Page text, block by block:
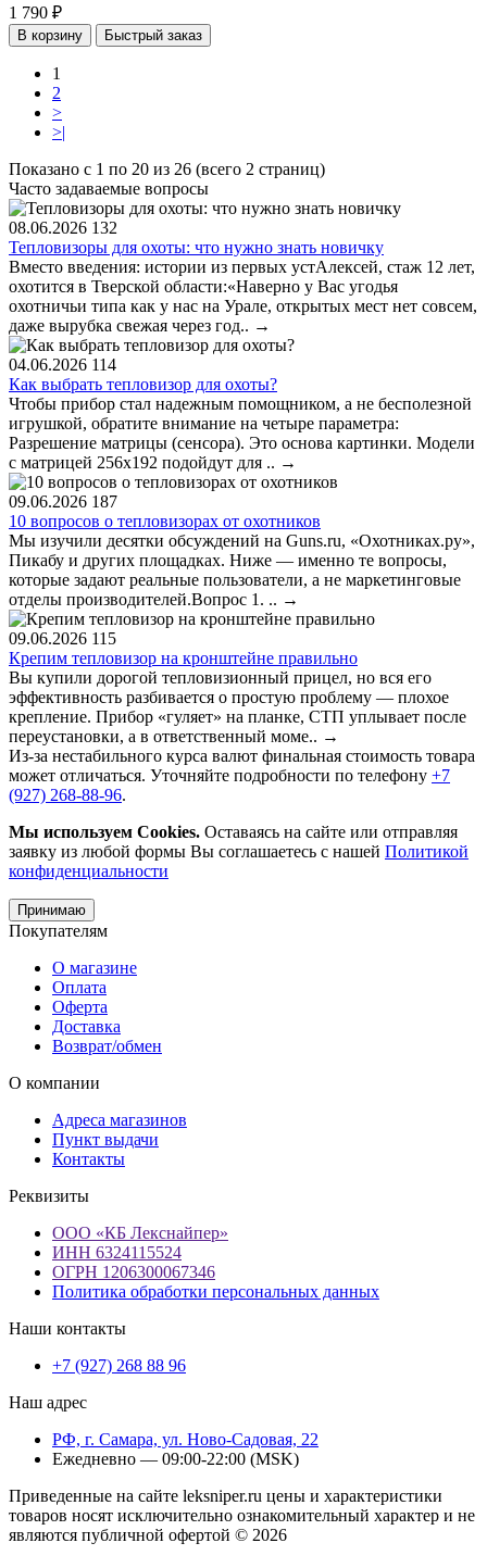
1 790 ₽
В корзину Быстрый заказ
1
2
>
>|
Показано с 1 по 20 из 26 (всего 2 страниц)
Часто задаваемые вопросы
08.06.2026 132
Тепловизоры для охоты: что нужно знать новичку
Вместо введения: истории из первых устАлексей, стаж 12 лет,
охотится в Тверской области:«Наверно у Вас угодья
охотничьи типа как у нас на Урале, открытых мест нет совсем,
даже вырубка свежая через год.. →
04.06.2026 114
Как выбрать тепловизор для охоты?
Чтобы прибор стал надежным помощником, а не бесполезной
игрушкой, обратите внимание на четыре параметра:
Разрешение матрицы (сенсора). Это основа картинки. Модели
с матрицей 256x192 подойдут для .. →
09.06.2026 187
10 вопросов о тепловизорах от охотников
Мы изучили десятки обсуждений на Guns.ru, «Охотниках.ру»,
Пикабу и других площадках. Ниже — именно те вопросы,
которые задают реальные пользователи, а не маркетинговые
отделы производителей.Вопрос 1. .. →
09.06.2026 115
Крепим тепловизор на кронштейне правильно
Вы купили дорогой тепловизионный прицел, но вся его
эффективность разбивается о простую проблему — плохое
крепление. Прибор «гуляет» на планке, СТП уплывает после
переустановки, а в ответственный моме.. →
Из-за нестабильного курса валют финальная стоимость товара
может отличаться. Уточняйте подробности по телефону +7
(927) 268-88-96.
Мы используем Cookies. Оставаясь на сайте или отправляя
заявку из любой формы Вы соглашаетесь с нашей Политикой
конфиденциальности
Принимаю
Покупателям
О магазине
Оплата
Оферта
Доставка
Возврат/обмен
О компании
Адреса магазинов
Пункт выдачи
Контакты
Реквизиты
ООО «КБ Лекснайпер»
ИНН 6324115524
ОГРН 1206300067346
Политика обработки персональных данных
Наши контакты
+7 (927) 268 88 96
Наш адрес
РФ, г. Самара, ул. Ново-Садовая, 22
Ежедневно — 09:00-22:00 (MSK)
Приведенные на сайте leksniper.ru цены и характеристики
товаров носят исключительно ознакомительный характер и не
являются публичной офертой © 2026